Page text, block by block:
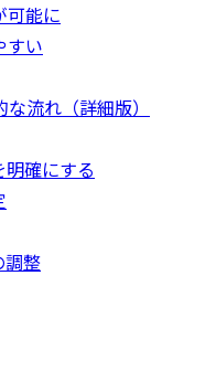
可能に
すい
流れ（詳細版）
確にする
調整